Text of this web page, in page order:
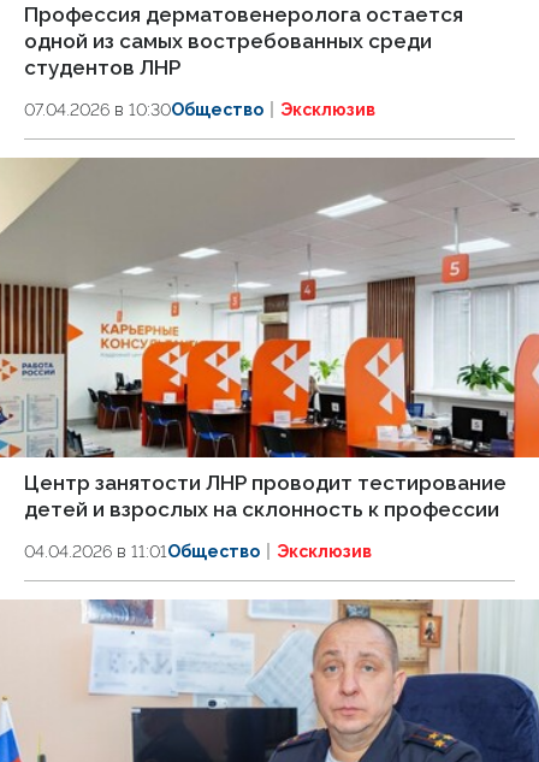
Профессия дерматовенеролога остается
одной из самых востребованных среди
студентов ЛНР
07.04.2026 в 10:30Общество Эксклюзив
Центр занятости ЛНР проводит тестирование
детей и взрослых на склонность к профессии
04.04.2026 в 11:01Общество Эксклюзив